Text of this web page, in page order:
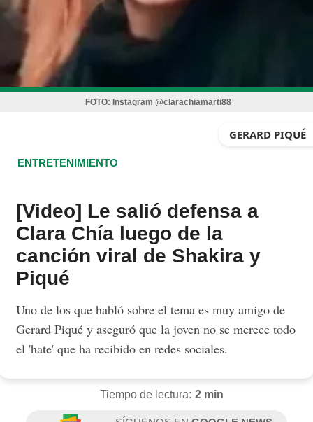
FOTO: Instagram @clarachiamarti88
GERARD PIQUÉ
ENTRETENIMIENTO
[Video] Le salió defensa a
Clara Chía luego de la
canción viral de Shakira y
Piqué
Uno de los que habló sobre el tema es muy amigo de
Gerard Piqué y aseguró que la joven no se merece todo
el 'hate' que ha recibido en redes sociales.
Tiempo de lectura: 2 min